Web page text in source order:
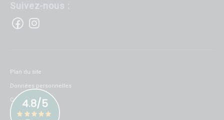
Suivez-nous :
Plan du site
Données personnelles
Cookies
Mentions légales